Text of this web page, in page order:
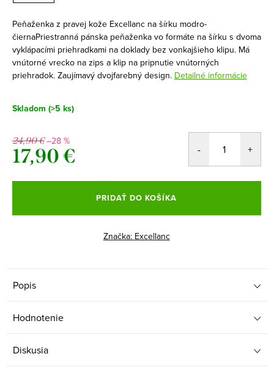
Peňaženka z pravej kože Excellanc na šírku modro-
čiernaPriestranná pánska peňaženka vo formáte na šírku s dvoma
vyklápacími priehradkami na doklady bez vonkajšieho klipu. Má
vnútorné vrecko na zips a klip na pripnutie vnútorných
priehradok. Zaujímavý dvojfarebný design. Detailné informácie
Skladom (>5 ks)
24,90 €–28 %
17,90 €
cena:
PRIDAŤ DO KOŠÍKA
Značka: Excellanc
Popis
Hodnotenie
Diskusia